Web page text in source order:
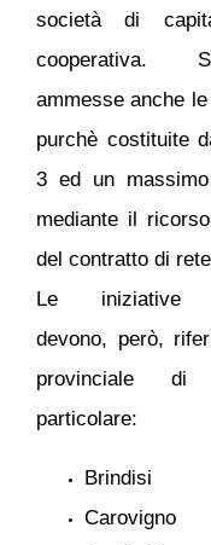
società di
cooperativa.
ammesse anche
purchè costituite
3 ed un
mediante il
del contratto di
Le iniziative
devono, però,
provinciale
particolare:
Brindisi
Carovigno